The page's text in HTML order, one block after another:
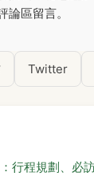
論區留言。
Twitter
行程規劃、必